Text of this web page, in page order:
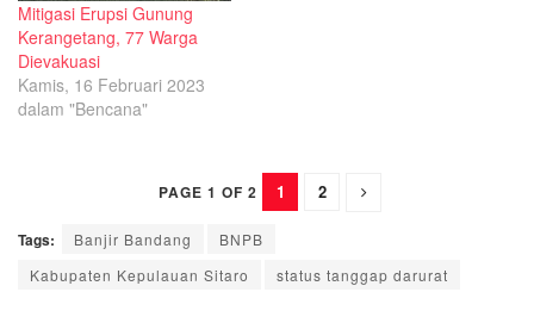
Mitigasi Erupsi Gunung
Kerangetang, 77 Warga
Dievakuasi
Kamis, 16 Februari 2023
dalam "Bencana"
PAGE 1 OF 2 1 2
Tags: Banjir Bandang
BNPB
Kabupaten Kepulauan Sitaro
status tanggap darurat